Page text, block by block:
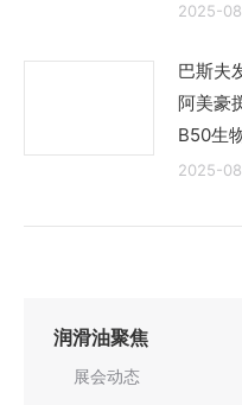
2025-
巴斯夫
阿美豪
B50生
2025-
润滑油聚焦
展会动态